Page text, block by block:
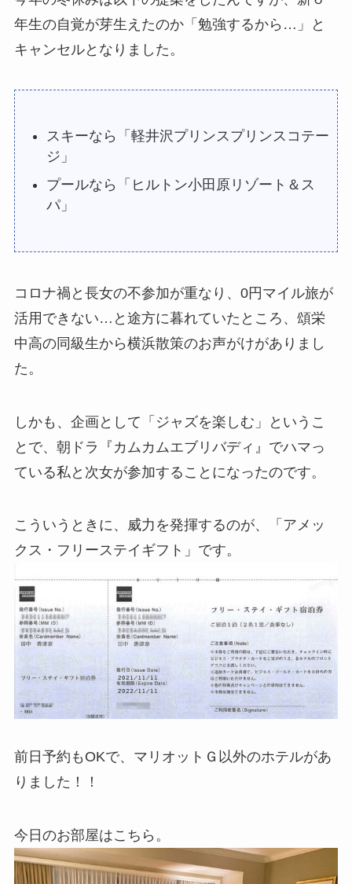
年生の自覚が芽生えたのか「勉強するから…」と
キャンセルとなりました。
スキーなら「軽井沢プリンスプリンスコテー
ジ」
プールなら「ヒルトン小田原リゾート＆ス
パ」
コロナ禍と長女の不参加が重なり、0円マイル旅が
活用できない…と途方に暮れていたところ、頌栄
中高の同級生から横浜散策のお声がけがありまし
た。
しかも、企画として「ジャズを楽しむ」というこ
とで、朝ドラ『カムカムエブリバディ』でハマっ
ている私と次女が参加することになったのです。
こういうときに、威力を発揮するのが、「アメッ
クス・フリーステイギフト」です。
前日予約もOKで、マリオットＧ以外のホテルがあ
りました！！
今日のお部屋はこちら。